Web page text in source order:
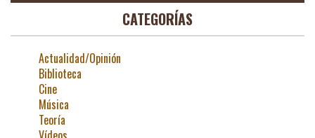
CATEGORÍAS
Actualidad/Opinión
Biblioteca
Cine
Música
Teoría